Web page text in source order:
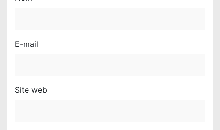
E-mail
Site web